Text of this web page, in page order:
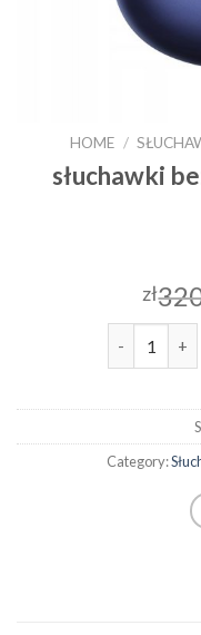
HOME /
słuchawki
zł
słuchawki
Category: